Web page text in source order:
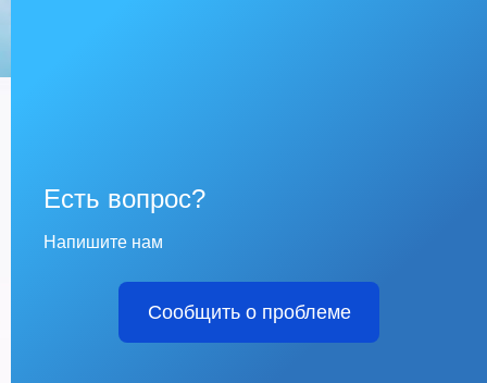
Есть вопрос?
Напишите нам
Сообщить о проблеме